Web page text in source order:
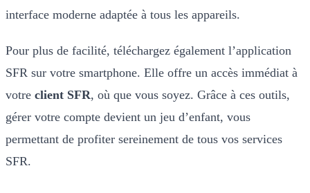
interface moderne adaptée à tous les appareils.
Pour plus de facilité, téléchargez également l’application
SFR sur votre smartphone. Elle offre un accès immédiat à
votre client SFR, où que vous soyez. Grâce à ces outils,
gérer votre compte devient un jeu d’enfant, vous
permettant de profiter sereinement de tous vos services
SFR.